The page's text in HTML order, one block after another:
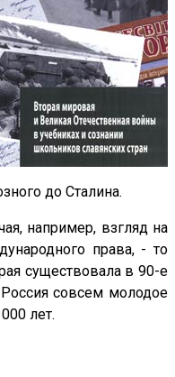
до Сталина.
например, взгляд на
права, - то
существовала в 90-е
совсем молодое
лет.